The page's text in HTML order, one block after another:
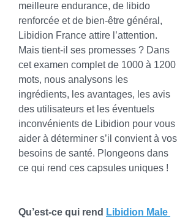
meilleure endurance, de libido
renforcée et de bien-être général,
Libidion France attire l’attention.
Mais tient-il ses promesses ? Dans
cet examen complet de 1000 à 1200
mots, nous analysons les
ingrédients, les avantages, les avis
des utilisateurs et les éventuels
inconvénients de Libidion pour vous
aider à déterminer s’il convient à vos
besoins de santé. Plongeons dans
ce qui rend ces capsules uniques !
Qu’est-ce qui rend Libidion Male